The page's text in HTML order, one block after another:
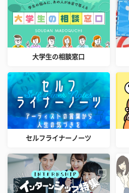
大学生の相談窓口
セルフライナーノーツ